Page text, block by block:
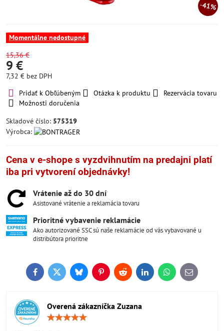
41%
Momentálne nedostupné
15,36 €
9 €
7,32 € bez DPH
Pridať k Obľúbeným
Otázka k produktu
Rezervácia tovaru
Možnosti doručenia
Skladové číslo: 575319
Výrobca:
Cena v e-shope s vyzdvihnutím na predajni platí
iba pri vytvorení objednávky!
Vrátenie až do 30 dní
Asistované vrátenie a reklamácia tovaru
Prioritné vybavenie reklamácie
Ako autorizované SSC sú naše reklamácie od vás vybavované u
distribútora prioritne
FacebookTwitterBlueskyPinterestReddit LinkedInWhatsApp
E-
mail
Overená zákazníčka Zuzana